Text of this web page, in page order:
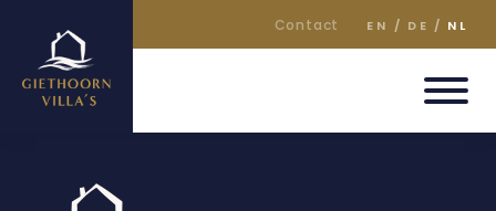
Contact EN DE NL